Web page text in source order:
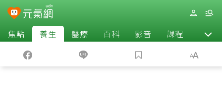
焦點 養生 醫療 百科 影音 課程 退休